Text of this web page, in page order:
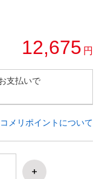
12,675 円
支払いで
コメリポイントについて